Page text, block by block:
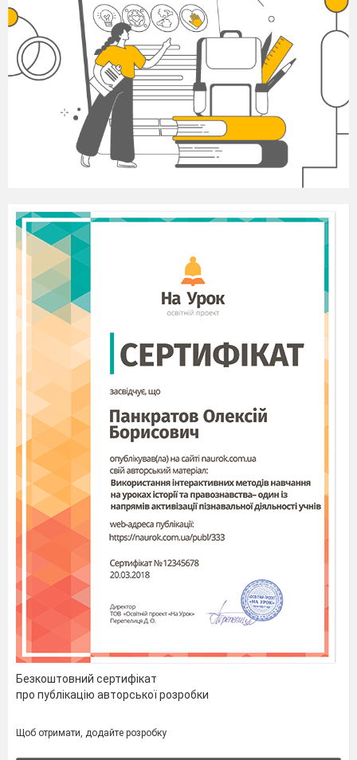
Безкоштовний сертифікат
про публікацію авторської розробки
Щоб отримати, додайте розробку